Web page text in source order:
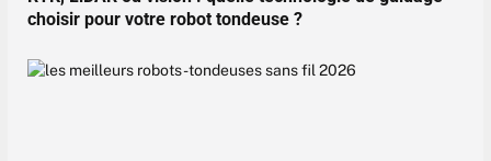
choisir pour votre robot tondeuse ?